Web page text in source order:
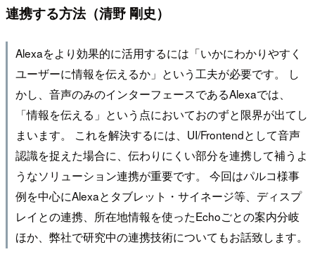
連携する方法（清野 剛史）
Alexaをより効果的に活用するには「いかにわかりやすく
ユーザーに情報を伝えるか」という工夫が必要です。 し
かし、音声のみのインターフェースであるAlexaでは、
「情報を伝える」という点においておのずと限界が出てし
まいます。 これを解決するには、UI/Frontendとして音声
認識を捉えた場合に、伝わりにくい部分を連携して補うよ
うなソリューション連携が重要です。 今回はパルコ様事
例を中心にAlexaとタブレット・サイネージ等、ディスプ
レイとの連携、所在地情報を使ったEchoごとの案内分岐
ほか、弊社で研究中の連携技術についてもお話致します。